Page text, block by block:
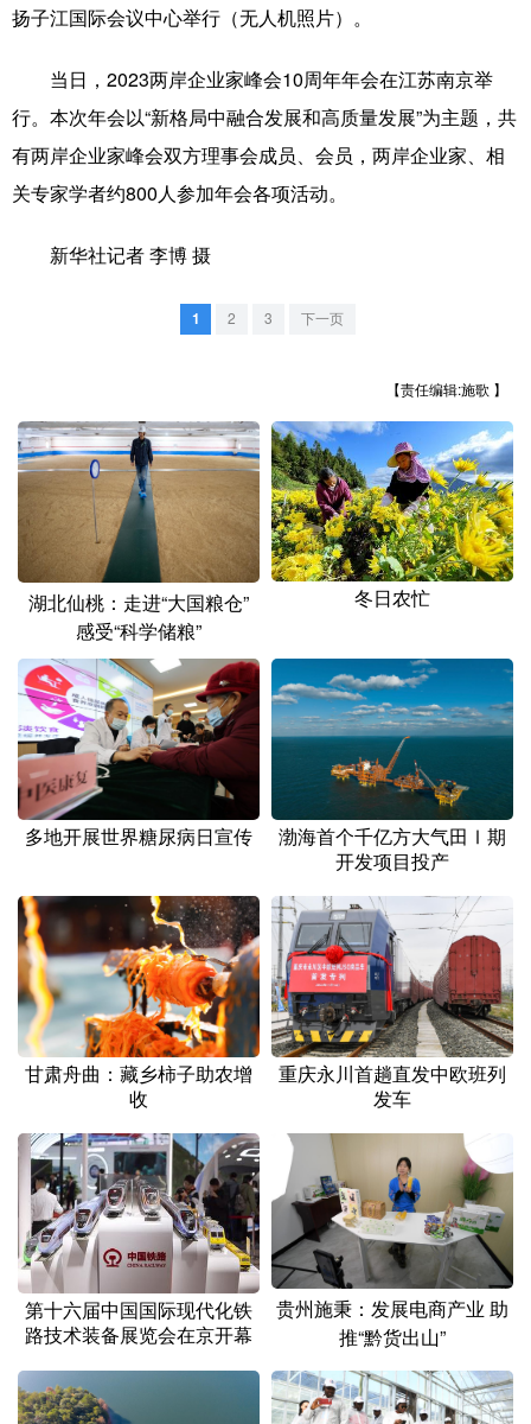
公益 一带一路 亚太网
文化产业
地方频道
辽宁 吉林
安徽 福建
四川 贵州 云南 西藏
甘肃 青海 宁夏
新疆 内蒙古 黑龙江
多语种频道
English Español Français عربى
Русский язык
Deutsch Português
扬子江国际会议中心举行（无人机照片）。
当日，2023两岸企业家峰会10周年年会在江苏南京举
行。本次年会以“新格局中融合发展和高质量发展”为主题，共
有两岸企业家峰会双方理事会成员、会员，两岸企业家、相
关专家学者约800人参加年会各项活动。
新华社记者 李博 摄
1 2 3 下一页
【责任编辑:施歌 】
湖北仙桃：走进“大国粮仓”
感受“科学储粮”
冬日农忙
多地开展世界糖尿病日宣传
渤海首个千亿方大气田Ⅰ期
开发项目投产
甘肃舟曲：藏乡柿子助农增
收
重庆永川首趟直发中欧班列
发车
第十六届中国国际现代化铁
路技术装备展览会在京开幕
贵州施秉：发展电商产业 助
推“黔货出山”